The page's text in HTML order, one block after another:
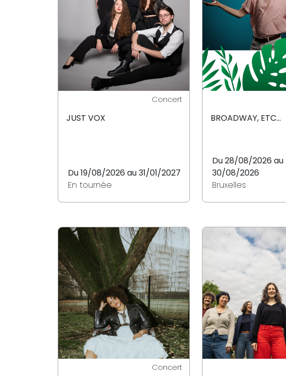
Concert
JUST VOX
Du 19/08/2026 au 31/01/2027
En tournée
BROADWAY, ETC...
Du 28/08/2026 au
30/08/2026
Bruxelles
Concert